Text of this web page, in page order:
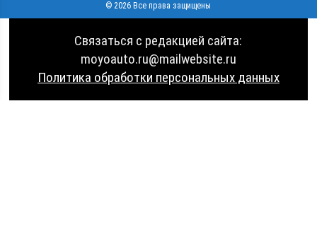
© 2026 Все права защищены
Связаться с редакцией сайта:
moyoauto.ru@mailwebsite.ru
Политика обработки персональных данных